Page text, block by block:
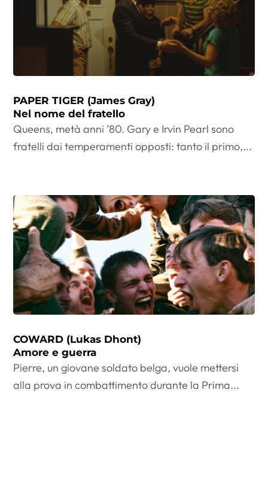
PAPER TIGER (James Gray)
Nel nome del fratello
Queens, metà anni ’80. Gary e Irvin Pearl sono
fratelli dai temperamenti opposti: tanto il primo,...
COWARD (Lukas Dhont)
Amore e guerra
Pierre, un giovane soldato belga, vuole mettersi
alla prova in combattimento durante la Prima...